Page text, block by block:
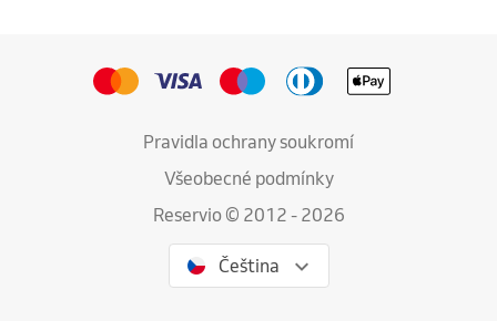
Pravidla ochrany soukromí
Všeobecné podmínky
Reservio © 2012 - 2026
Čeština